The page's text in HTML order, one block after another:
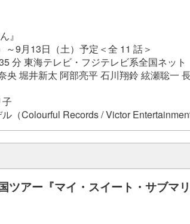
』
～9月13日（土）予定＜全 11 話＞
分 東海テレビ・フジテレビ系全国ネット
央 堀井新太 阿部亮平 石川翔鈴 絃瀬聡一
（Colourful Records / Victor Entertainment
ツアー『マイ・スイート・サブマ